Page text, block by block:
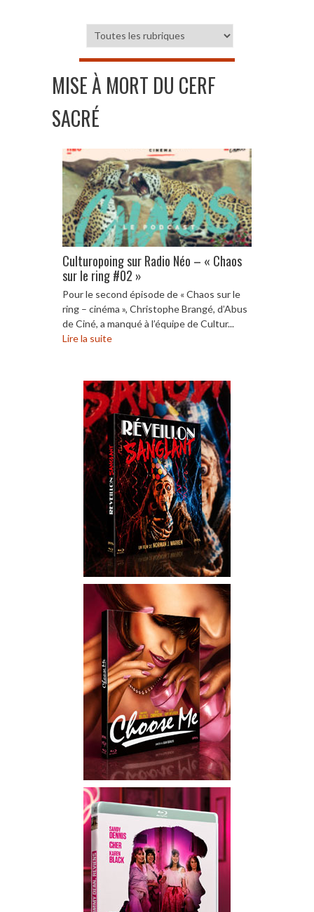
MISE À MORT DU CERF
SACRÉ
Culturopoing sur Radio Néo – « Chaos
sur le ring #02 »
Pour le second épisode de « Chaos sur le
ring – cinéma », Christophe Brangé, d’Abus
de Ciné, a manqué à l’équipe de Cultur...
Lire la suite